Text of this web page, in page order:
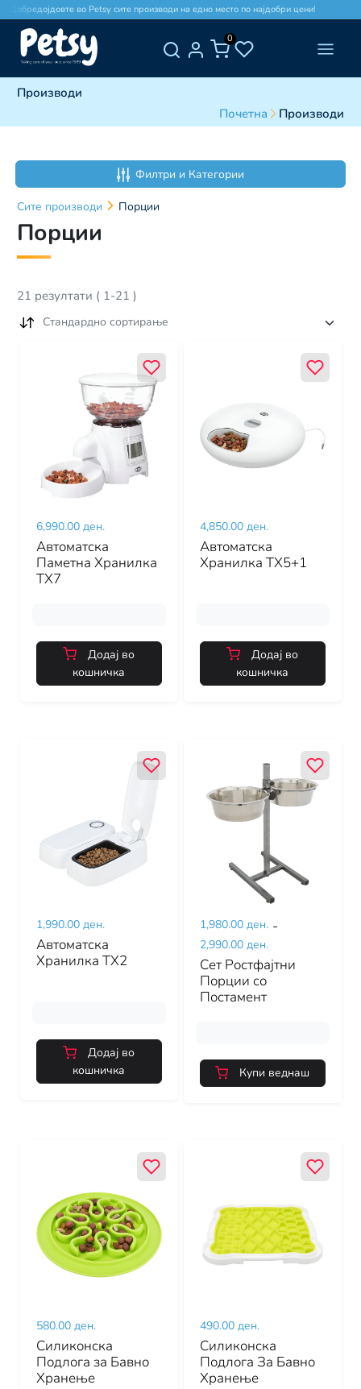
во Petsy сите производи на едно место по најдобри цени!
0
Производи
Почетна
Производи
Филтри и Категории
Сите производи Порции
Порции
21 резултати ( 1-21 )
Стандардно сортирање
6,990.00 ден.
Автоматска
Паметна Хранилка
ТХ7
Додај во
кошничка
4,850.00 ден.
Автоматска
Хранилка ТХ5+1
Додај во
кошничка
1,990.00 ден.
Автоматска
Хранилка ТХ2
Додај во
кошничка
1,980.00 ден. -
2,990.00 ден.
Сет Ростфајтни
Порции со
Постамент
Купи веднаш
580.00 ден.
Силиконска
Подлога за Бавно
Хранење
490.00 ден.
Силиконска
Подлога За Бавно
Хранење